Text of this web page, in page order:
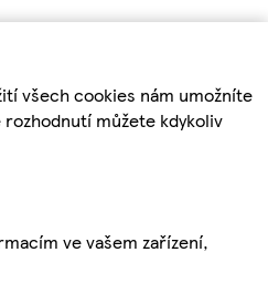
všech cookies nám umožníte
můžete kdykoliv
ve vašem zařízení,